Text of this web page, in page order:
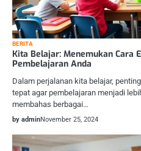
BERITA
Kita Belajar: Menemukan Cara
Pembelajaran Anda
Dalam perjalanan kita belajar,
tepat agar pembelajaran menjadi
membahas berbagai…
by adminNovember 25, 2024